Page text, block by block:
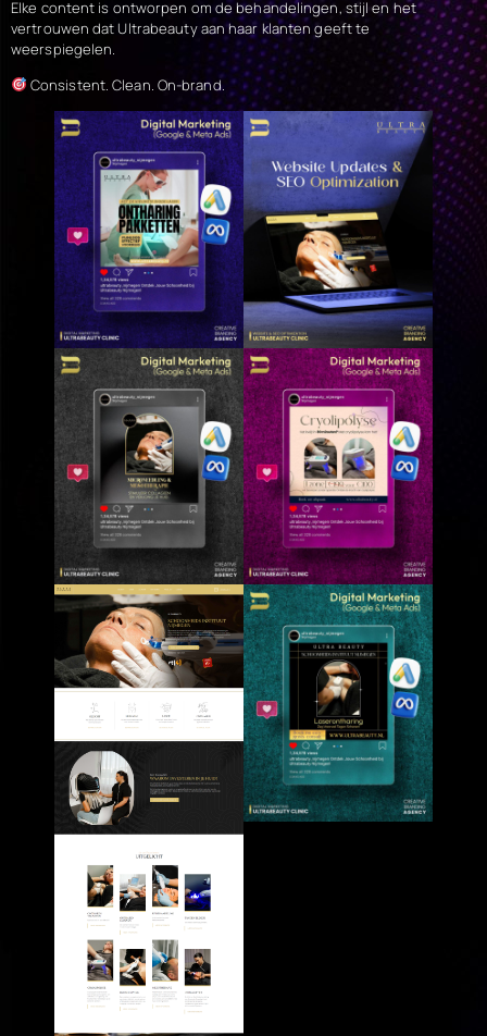
Elke content is ontworpen om de behandelingen, stijl en het
vertrouwen dat Ultrabeauty aan haar klanten geeft te
weerspiegelen.
Consistent. Clean. On-brand.